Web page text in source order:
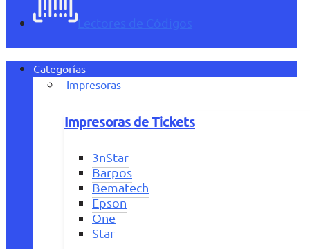
Lectores de Códigos
Categorías
Impresoras
Impresoras de Tickets
3nStar
Barpos
Bematech
Epson
One
Star